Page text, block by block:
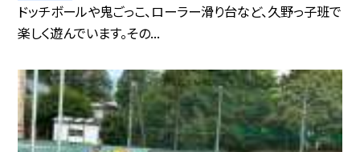
ドッチボールや鬼ごっこ、ローラー滑り台など、久野っ子班で
楽しく遊んでいます。その...